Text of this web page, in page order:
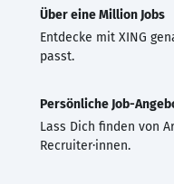
Über eine Million Jobs
Entdecke mit XING
passt.
Persönliche Job-
Lass Dich finden von
Recruiter·innen.